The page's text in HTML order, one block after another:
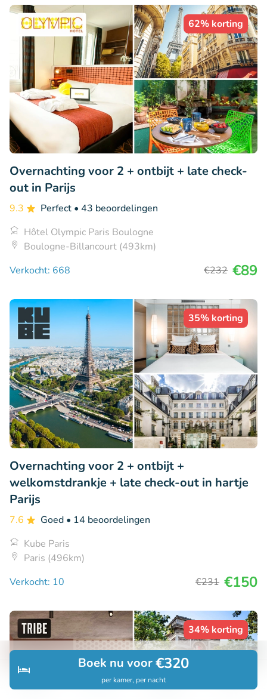
Zoeken Boekingen
Boek nu voor€320
per kamer, per nacht
62% korting
Overnachting voor 2 + ontbijt + late check-
out in Parijs
9.3 Perfect • 43 beoordelingen
Hôtel Olympic Paris Boulogne
Boulogne-Billancourt (493km)
Verkocht: 668
€232 €89
35% korting
Overnachting voor 2 + ontbijt +
welkomstdrankje + late check-out in hartje
Parijs
7.6 Goed • 14 beoordelingen
Kube Paris
Paris (496km)
Verkocht: 10
€231 €150
34% korting